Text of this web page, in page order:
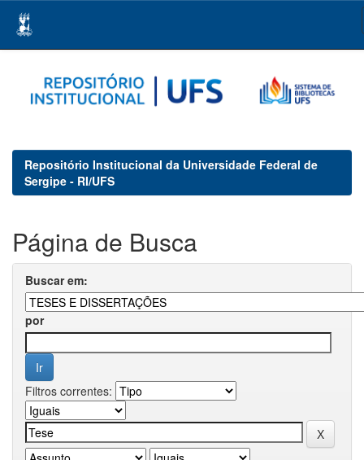
navigation
Repositório Institucional da Universidade Federal de
Sergipe - RI/UFS
Página de Busca
Buscar em:
por
Filtros correntes: